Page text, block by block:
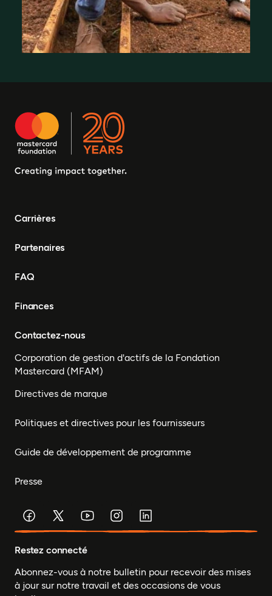
Carrières
Partenaires
FAQ
Finances
Contactez-nous
Corporation de gestion d'actifs de la Fondation
Mastercard (MFAM)
Directives de marque
Politiques et directives pour les fournisseurs
Guide de développement de programme
Presse
Restez connecté
Abonnez-vous à notre bulletin pour recevoir des mises
à jour sur notre travail et des occasions de vous